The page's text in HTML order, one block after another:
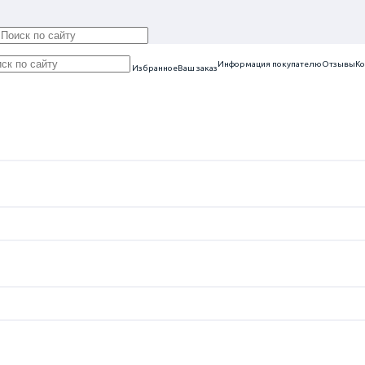
ИзбранноеВаш заказИнформация покупателюОтзывы